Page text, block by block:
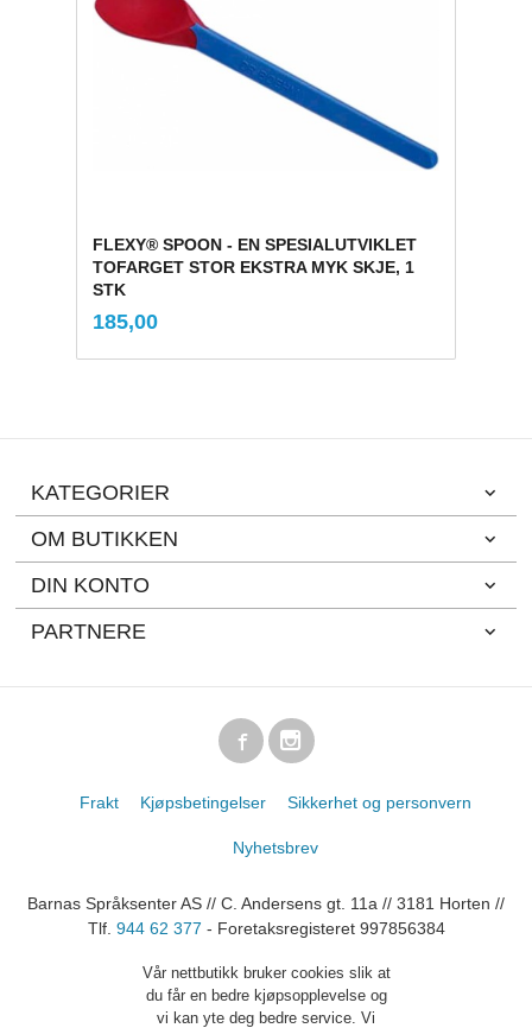
FLEXY® SPOON - EN SPESIALUTVIKLET
TOFARGET STOR EKSTRA MYK SKJE, 1
STK
Pris
185,00mva.
KATEGORIER
OM BUTIKKEN
DIN KONTO
PARTNERE
Frakt Kjøpsbetingelser Sikkerhet og personvern
Nyhetsbrev
Barnas Språksenter AS // C. Andersens gt. 11a // 3181 Horten //
Tlf. 944 62 377 - Foretaksregisteret 997856384
Vår nettbutikk bruker cookies slik at
du får en bedre kjøpsopplevelse og
vi kan yte deg bedre service. Vi